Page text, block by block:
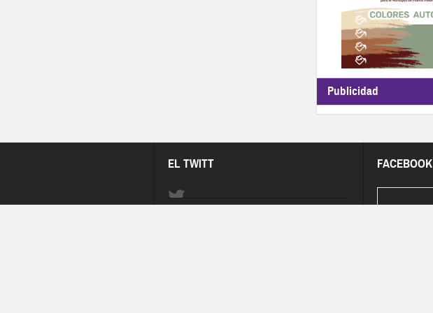
Publicidad
EL TWITT FACEBOOK